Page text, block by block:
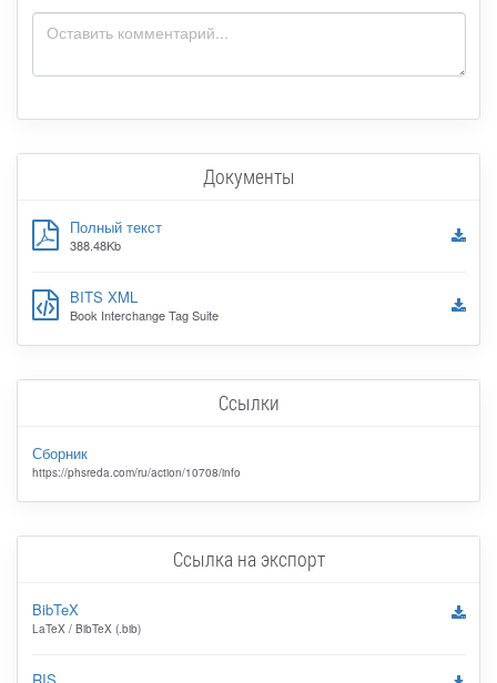
Документы
Полный текст
388.48Kb
BITS XML
Book Interchange Tag Suite
Ссылки
Сборник
https://phsreda.com/ru/action/10708/info
Ссылка на экспорт
BibTeX
LaTeX / BibTeX (.bib)